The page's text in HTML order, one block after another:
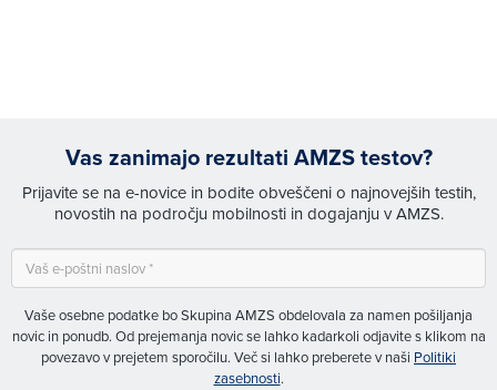
Vas zanimajo rezultati AMZS testov?
Prijavite se na e-novice in bodite obveščeni o najnovejših testih,
novostih na področju mobilnosti in dogajanju v AMZS.
Vaše osebne podatke bo Skupina AMZS obdelovala za namen pošiljanja
novic in ponudb. Od prejemanja novic se lahko kadarkoli odjavite s klikom na
povezavo v prejetem sporočilu. Več si lahko preberete v naši Politiki
zasebnosti.